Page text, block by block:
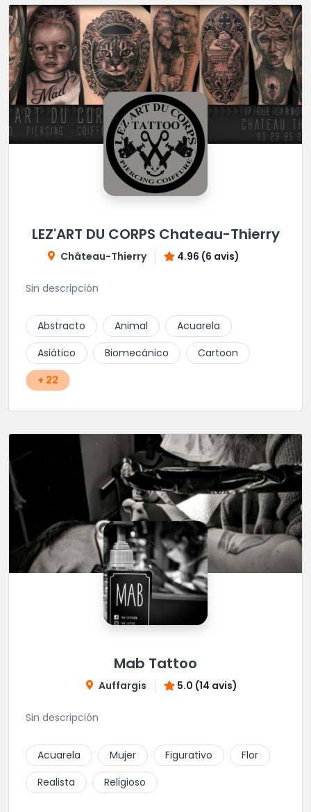
LEZ'ART DU CORPS Chateau-Thierry
Château-Thierry 4.96 (6 avis)
Sin descripción
Abstracto Animal
Acuarela
Asiático
Biomecánico
Cartoon
+ 22
Mab Tattoo
Auffargis 5.0 (14 avis)
Sin descripción
Acuarela Mujer Figurativo
Flor
Realista
Religioso